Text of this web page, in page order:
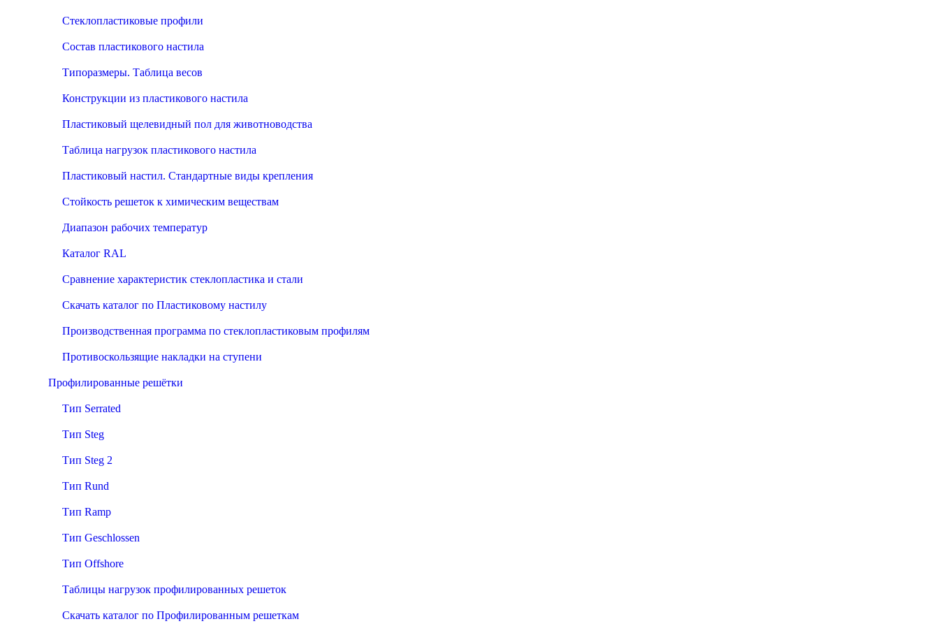
Стеклопластиковые профили
Состав пластикового настила
Типоразмеры. Таблица весов
Конструкции из пластикового настила
Пластиковый щелевидный пол для животноводства
Таблица нагрузок пластикового настила
Пластиковый настил. Стандартные виды крепления
Стойкость решеток к химическим веществам
Диапазон рабочих температур
Каталог RAL
Сравнение характеристик стеклопластика и стали
Скачать каталог по Пластиковому настилу
Производственная программа по стеклопластиковым профилям
Противоскользящие накладки на ступени
Профилированные решётки
Тип Serrated
Тип Steg
Тип Steg 2
Тип Rund
Тип Ramp
Тип Geschlossen
Тип Offshore
Таблицы нагрузок профилированных решеток
Скачать каталог по Профилированным решеткам